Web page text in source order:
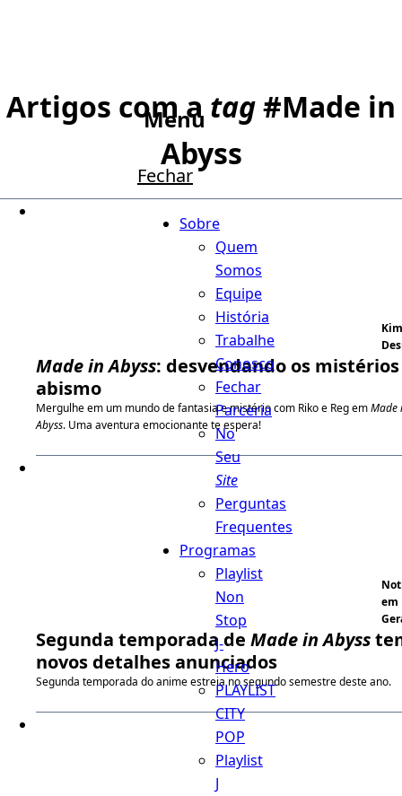
Menu
Fechar
Sobre
Quem
Somos
Equipe
História
Trabalhe
Conosco
Fechar
Parceria
No
Seu
Site
Perguntas
Frequentes
Programas
Playlist
Non
Stop
J-
Hero
PLAYLIST
CITY
POP
Playlist
J
Artigos com atag#Made in
Abyss
Made in Abyss: desvendando os
abismo
Mergulhe em um mundo de fantasia e mistério com Riko e Reg emMade
Abyss. Uma aventura emocionante te espera!
em
Segunda temporada de Made in Abyss
novos detalhes anunciados
Segunda temporada do anime estreia no segundo semestre deste ano.